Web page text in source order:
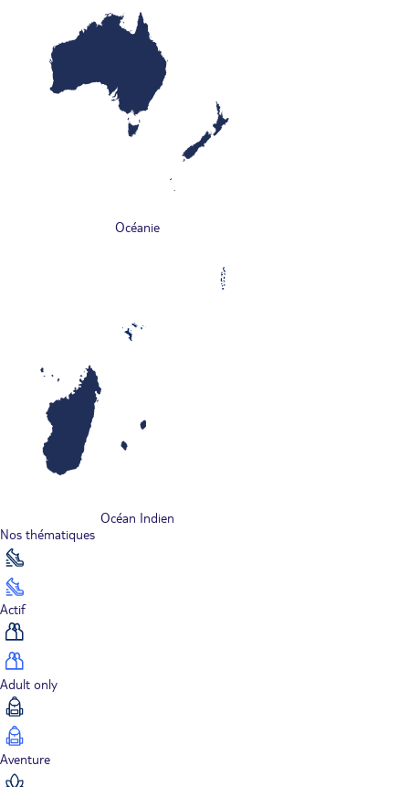
Océanie
Océan Indien
Nos thématiques
Actif
Adult only
Aventure